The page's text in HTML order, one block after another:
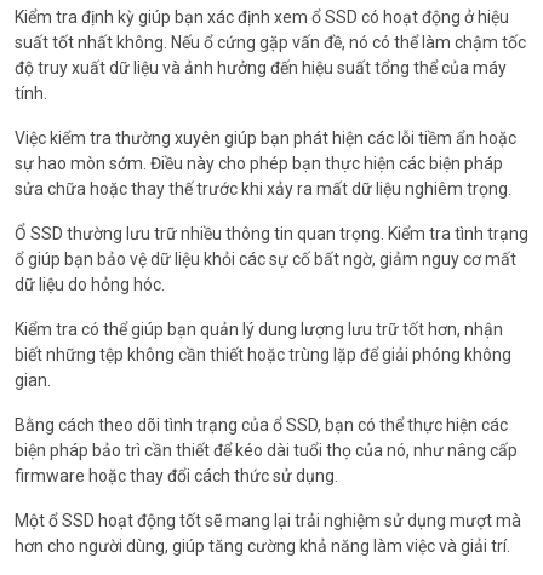
Kiểm tra định kỳ giúp bạn xác định xem ổ SSD có hoạt động ở hiệu
suất tốt nhất không. Nếu ổ cứng gặp vấn đề, nó có thể làm chậm tốc
độ truy xuất dữ liệu và ảnh hưởng đến hiệu suất tổng thể của máy
tính.
Việc kiểm tra thường xuyên giúp bạn phát hiện các lỗi tiềm ẩn hoặc
sự hao mòn sớm. Điều này cho phép bạn thực hiện các biện pháp
sửa chữa hoặc thay thế trước khi xảy ra mất dữ liệu nghiêm trọng.
Ổ SSD thường lưu trữ nhiều thông tin quan trọng. Kiểm tra tình trạng
ổ giúp bạn bảo vệ dữ liệu khỏi các sự cố bất ngờ, giảm nguy cơ mất
dữ liệu do hỏng hóc.
Kiểm tra có thể giúp bạn quản lý dung lượng lưu trữ tốt hơn, nhận
biết những tệp không cần thiết hoặc trùng lặp để giải phóng không
gian.
Bằng cách theo dõi tình trạng của ổ SSD, bạn có thể thực hiện các
biện pháp bảo trì cần thiết để kéo dài tuổi thọ của nó, như nâng cấp
firmware hoặc thay đổi cách thức sử dụng.
Một ổ SSD hoạt động tốt sẽ mang lại trải nghiệm sử dụng mượt mà
hơn cho người dùng, giúp tăng cường khả năng làm việc và giải trí.